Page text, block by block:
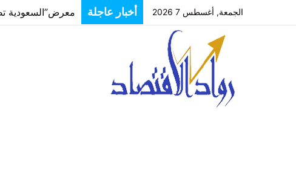
الجمعة, أغسطس 7 2026 أخبار عاجلة